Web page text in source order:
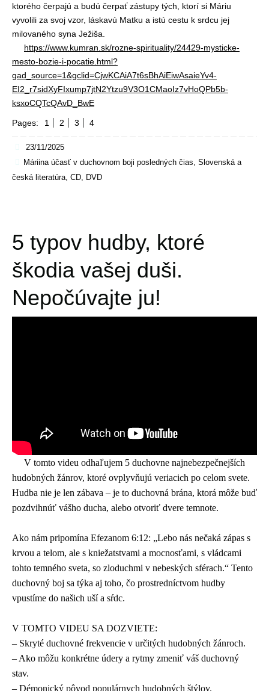
ktorého čerpajú a budú čerpať zástupy tých, ktorí si Máriu
vyvolili za svoj vzor, láskavú Matku a istú cestu k srdcu jej
milovaného syna Ježiša.
https://www.kumran.sk/rozne-spirituality/24429-mysticke-
mesto-bozie-i-pocatie.html?
gad_source=1&gclid=CjwKCAiA7t6sBhAiEiwAsaieYv4-
EI2_r7sidXyFIxump7jtN2Ytzu9V3O1CMaoIz7vHoQPb5b-
ksxoCQTcQAvD_BwE
Pages: 1 2 3 4
23/11/2025
Máriina účasť v duchovnom boji posledných čias, Slovenská a
česká literatúra, CD, DVD
5 typov hudby, ktoré
škodia vašej duši.
Nepočúvajte ju!
V tomto videu odhaľujem 5 duchovne najnebezpečnejších
hudobných žánrov, ktoré ovplyvňujú veriacich po celom svete.
Hudba nie je len zábava – je to duchovná brána, ktorá môže buď
pozdvihnúť vášho ducha, alebo otvoriť dvere temnote.
Ako nám pripomína Efezanom 6:12: „Lebo nás nečaká zápas s
krvou a telom, ale s kniežatstvami a mocnosťami, s vládcami
tohto temného sveta, so zloduchmi v nebeských sférach.“ Tento
duchovný boj sa týka aj toho, čo prostredníctvom hudby
vpustíme do našich uší a sŕdc.
V TOMTO VIDEU SA DOZVIETE:
– Skryté duchovné frekvencie v určitých hudobných žánroch.
– Ako môžu konkrétne údery a rytmy zmeniť váš duchovný
stav.
– Démonický pôvod populárnych hudobných štýlov.